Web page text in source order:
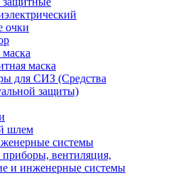
очки
маска
для СИЗ (Средства
защиты)
шлем
системы
вентиляция,
и инженерные системы